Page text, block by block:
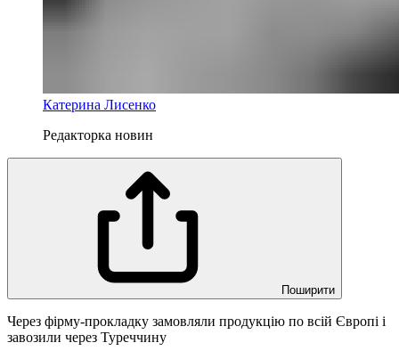
Катерина Лисенко
Редакторка новин
Поширити
Через фірму-прокладку замовляли продукцію по всій Європі і
завозили через Туреччину